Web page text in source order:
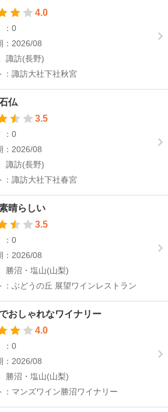
4.0
：0
：2026/08
諏訪(長野)
：諏訪大社下社秋宮
仏
3.5
：0
：2026/08
諏訪(長野)
：諏訪大社下社春宮
晴らしい
3.5
：0
：2026/08
勝沼・塩山(山梨)
：ぶどうの丘 展望ワインレストラン
おしゃれなワイナリー
4.0
：0
：2026/08
勝沼・塩山(山梨)
：マンズワイン勝沼ワイナリー